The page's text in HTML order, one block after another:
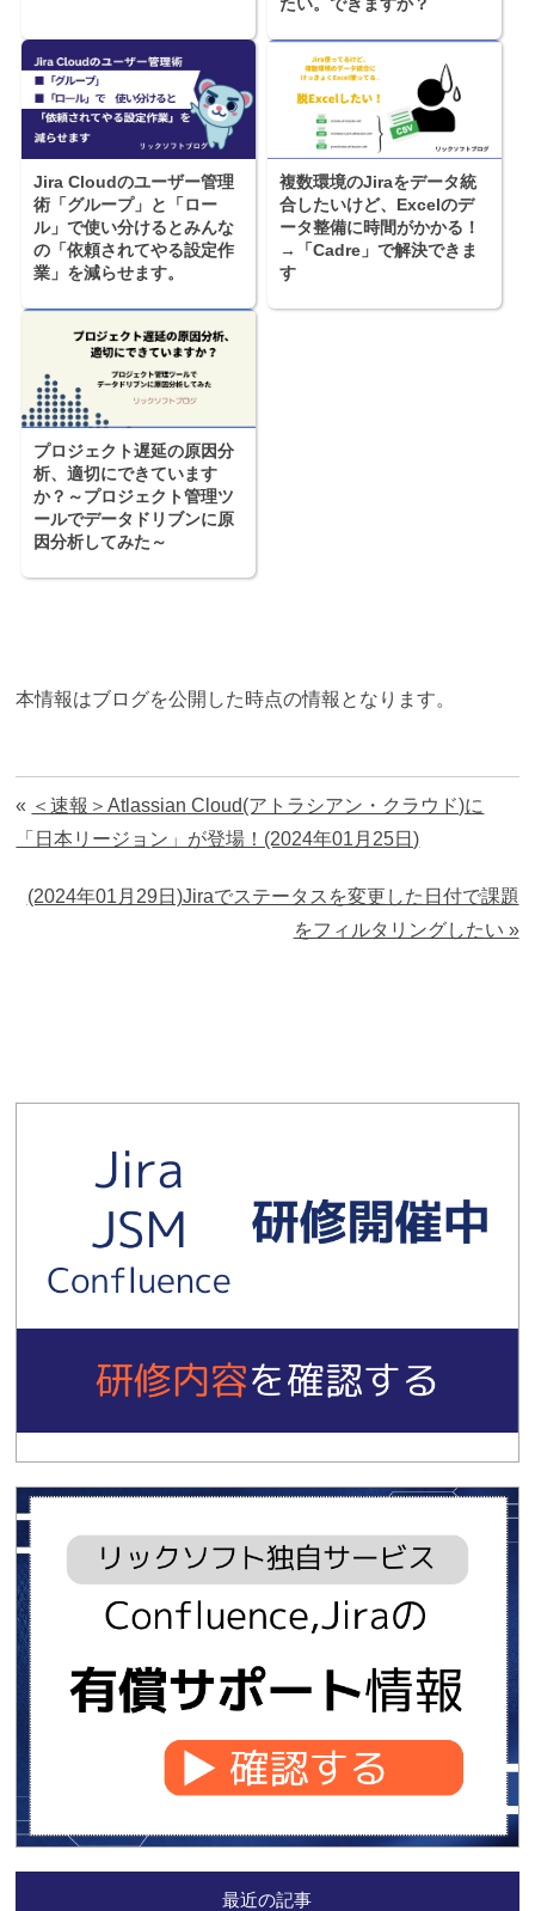
Jira Cloudのユーザー管理
術「グループ」と「ロー
ル」で使い分けるとみんな
の「依頼されてやる設定作
業」を減らせます。
複数環境のJiraをデータ統
合したいけど、Excelのデ
ータ整備に時間がかかる！
→「Cadre」で解決できま
す
プロジェクト遅延の原因分
析、適切にできています
か？～プロジェクト管理ツ
ールでデータドリブンに原
因分析してみた～
本情報はブログを公開した時点の情報となります。
« ＜速報＞Atlassian Cloud(アトラシアン・クラウド)に
「日本リージョン」が登場！(2024年01月25日)
(2024年01月29日)Jiraでステータスを変更した日付で課題
をフィルタリングしたい »
最近の記事